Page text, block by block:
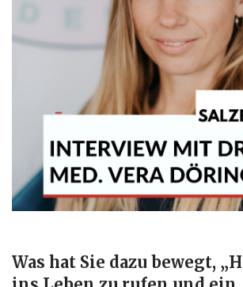
Was hat Sie dazu bewegt,